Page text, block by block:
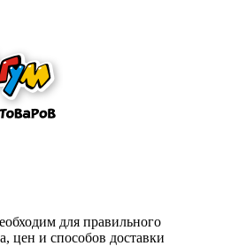
для правильного
цен и способов доставки